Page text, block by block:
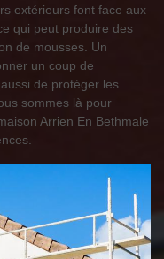
extérieurs font face aux
qui peut produire des
de mousses. Un
un coup de
de protéger les
sommes là pour
Arrien En Bethmale